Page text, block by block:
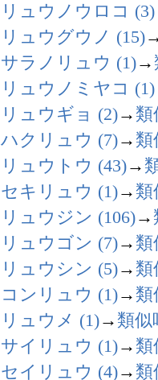
リュウノウロコ (3)
リュウグウノ (15)
サラノリュウ (1)→
リュウノミヤコ (1)
リュウギョ (2)→ 類
ハクリュウ (7)→ 類
リュウトウ (43)→
セキリュウ (1)→ 類
リュウジン (106)→
リュウゴン (7)→ 類
リュウシン (5)→ 類
コンリュウ (1)→ 類
リュウメ (1)→ 類似
サイリュウ (1)→ 類
セイリュウ (4)→ 類